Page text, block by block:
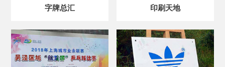
字牌总汇 印刷天地